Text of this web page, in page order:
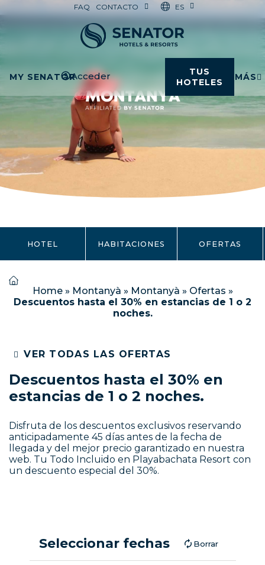
FAQ CONTACTO ES
MY SENATORAcceder
TUS
HOTELES
MÁS
HOTEL HABITACIONES OFERTAS
Home» Montanyà » Montanyà » Ofertas »
Descuentos hasta el 30% en estancias de 1 o 2
noches.
VER TODAS LAS OFERTAS
Descuentos hasta el 30% en
estancias de 1 o 2 noches.
Disfruta de los descuentos exclusivos reservando
anticipadamente 45 días antes de la fecha de
llegada y del mejor precio garantizado en nuestra
web. Tu Todo Incluido en Playabachata Resort con
un descuento especial del 30%.
Seleccionar fechas Borrar